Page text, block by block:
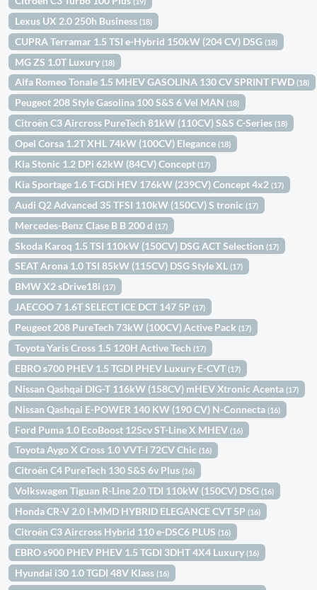
Lexus UX 2.0 250h Business(18)
CUPRA Terramar 1.5 TSI e-Hybrid 150kW (204 CV) DSG(18)
MG ZS 1.0T Luxury(18)
Alfa Romeo Tonale 1.5 MHEV GASOLINA 130 CV SPRINT FWD(18)
Peugeot 208 Style Gasolina 100 S&S 6 Vel MAN(18)
Citroën C3 Aircross PureTech 81kW (110CV) S&S C-Series(18)
Opel Corsa 1.2T XHL 74kW (100CV) Elegance(18)
Kia Stonic 1.2 DPi 62kW (84CV) Concept(17)
Kia Sportage 1.6 T-GDi HEV 176kW (239CV) Concept 4x2(17)
Audi Q2 Advanced 35 TFSI 110kW (150CV) S tronic(17)
Mercedes-Benz Clase B B 200 d(17)
Skoda Karoq 1.5 TSI 110kW (150CV) DSG ACT Selection(17)
SEAT Arona 1.0 TSI 85kW (115CV) DSG Style XL(17)
BMW X2 sDrive18i(17)
JAECOO 7 1.6T SELECT ICE DCT 147 5P(17)
Peugeot 208 PureTech 73kW (100CV) Active Pack(17)
Toyota Yaris Cross 1.5 120H Active Tech(17)
EBRO s700 PHEV 1.5 TGDI PHEV Luxury E-CVT(17)
Nissan Qashqai DIG-T 116kW (158CV) mHEV Xtronic Acenta(17)
Nissan Qashqai E-POWER 140 KW (190 CV) N-Connecta(16)
Ford Puma 1.0 EcoBoost 125cv ST-Line X MHEV(16)
Toyota Aygo X Cross 1.0 VVT-I 72CV Chic(16)
Citroën C4 PureTech 130 S&S 6v Plus(16)
Volkswagen Tiguan R-Line 2.0 TDI 110kW (150CV) DSG(16)
Honda CR-V 2.0 I-MMD HYBRID ELEGANCE CVT 5P(16)
Citroën C3 Aircross Hybrid 110 e-DSC6 PLUS(16)
EBRO s900 PHEV PHEV 1.5 TGDI 3DHT 4X4 Luxury(16)
Hyundai i30 1.0 TGDI 48V Klass(16)